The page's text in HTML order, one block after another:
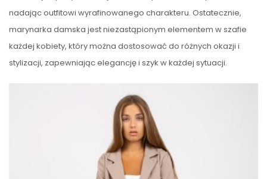
nadając outfitowi wyrafinowanego charakteru. Ostatecznie,
marynarka damska jest niezastąpionym elementem w szafie
każdej kobiety, który można dostosować do różnych okazji i
stylizacji, zapewniając elegancję i szyk w każdej sytuacji.